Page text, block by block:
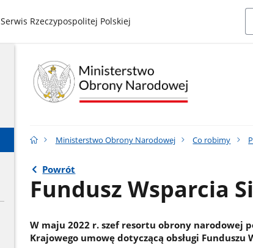
gov.pl
Serwis Rzeczypospolitej Polskiej
Ministerstwo Obrony Narodowej Co robimy
Powrót
Fundusz Wsparcia
W maju 2022 r. szef resortu obrony narodowej
Krajowego umowę dotyczącą obsługi Funduszu